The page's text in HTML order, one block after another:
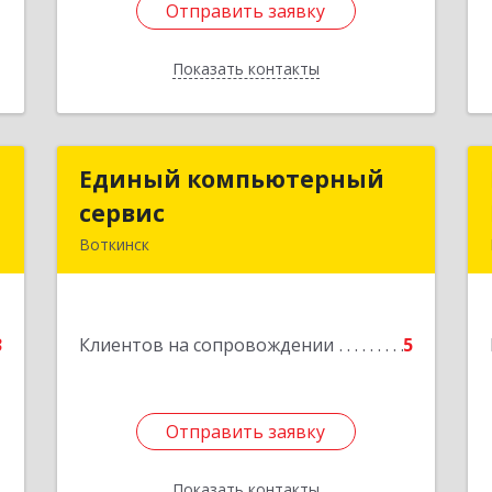
Отправить заявку
Показать контакты
Отправить заявку
Назад
Единый компьютерный
сервис
Воткинск
Клиентов на сопровождении 5
Отправить заявку
Единый компьютерный
Отправить заявку